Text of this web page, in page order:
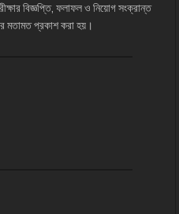
বিজ্ঞপ্তি, ফলাফল ও নিয়োগ সংক্রান্ত
মতামত প্রকাশ করা হয়।